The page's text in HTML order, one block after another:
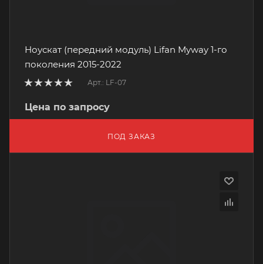
Ноускат (передний модуль) Lifan Myway 1-го
поколения 2015-2022
Арт.: LF-07
Цена по запросу
ПОД ЗАКАЗ